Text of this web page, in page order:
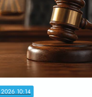
10:14